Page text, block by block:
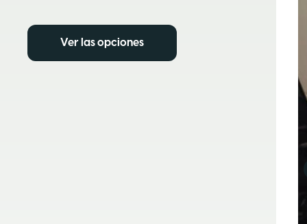
Ver las opciones